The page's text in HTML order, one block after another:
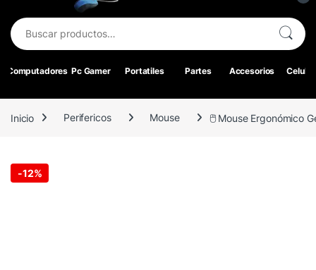
Buscar por:
Computadores Pc Gamer Portatiles Partes Accesorios
Inicio Perifericos Mouse 🖱️ Mouse Ergonómico
-12%